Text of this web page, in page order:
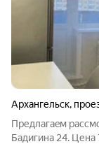
Архангельск,
Предлaгаeм
Бадигина 24.